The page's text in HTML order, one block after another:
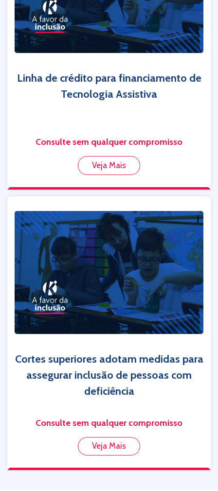
Linha de crédito para financiamento de
Tecnologia Assistiva
Consulte sem qualquer compromisso
Veja Mais
Cortes superiores adotam medidas para
assegurar inclusão de pessoas com
deficiência
Consulte sem qualquer compromisso
Veja Mais